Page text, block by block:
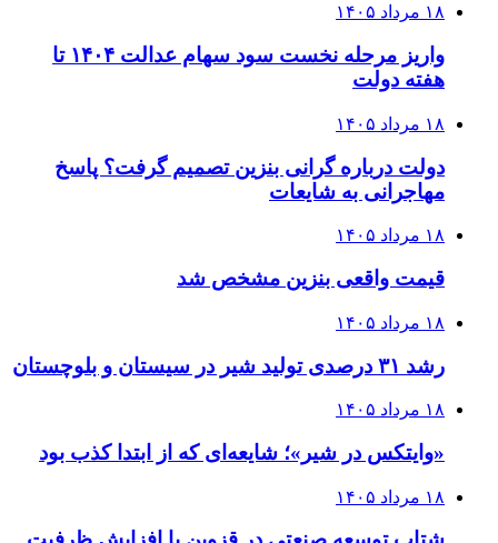
۱۸ مرداد ۱۴۰۵
واریز مرحله نخست سود سهام عدالت ۱۴۰۴ تا
هفته دولت
۱۸ مرداد ۱۴۰۵
دولت درباره گرانی بنزین تصمیم گرفت؟ پاسخ
مهاجرانی به شایعات
۱۸ مرداد ۱۴۰۵
قیمت واقعی بنزین مشخص شد
۱۸ مرداد ۱۴۰۵
رشد ۳۱ درصدی تولید شیر در سیستان و بلوچستان
۱۸ مرداد ۱۴۰۵
«وایتکس در شیر»؛ شایعه‌ای که از ابتدا کذب بود
۱۸ مرداد ۱۴۰۵